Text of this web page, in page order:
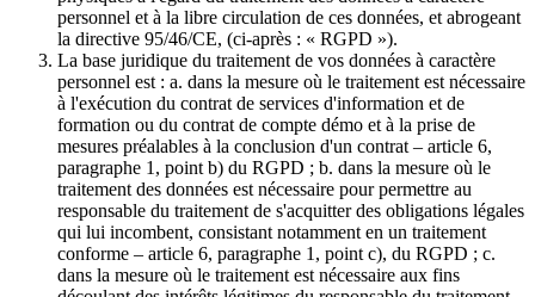
personnel et à la libre circulation de ces données, et abrogeant
la directive 95/46/CE, (ci-après : « RGPD »).
La base juridique du traitement de vos données à caractère
personnel est : a. dans la mesure où le traitement est nécessaire
à l'exécution du contrat de services d'information et de
formation ou du contrat de compte démo et à la prise de
mesures préalables à la conclusion d'un contrat – article 6,
paragraphe 1, point b) du RGPD ; b. dans la mesure où le
traitement des données est nécessaire pour permettre au
responsable du traitement de s'acquitter des obligations légales
qui lui incombent, consistant notamment en un traitement
conforme – article 6, paragraphe 1, point c), du RGPD ; c.
dans la mesure où le traitement est nécessaire aux fins